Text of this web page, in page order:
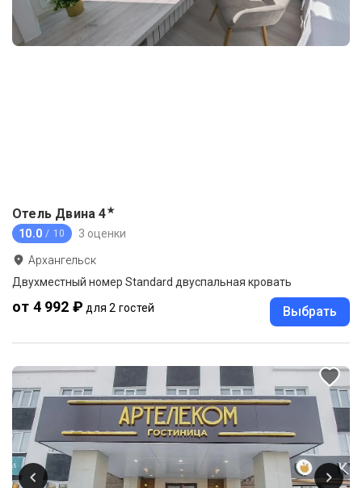
Отель Двина 4★
10.0 / 10 3 оценки
Архангельск
Двухместный номер Standard двуспальная кровать
от 4 992 ₽ для 2 гостей Выбрать